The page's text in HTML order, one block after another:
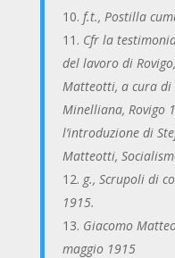
f.t., Postilla
Cfr la
del lavoro di
Matteotti, a cura di
Minelliana, Rovigo
l’introduzione di
Matteotti,
g., Scrupoli di
1915.
Giacomo
maggio 1915